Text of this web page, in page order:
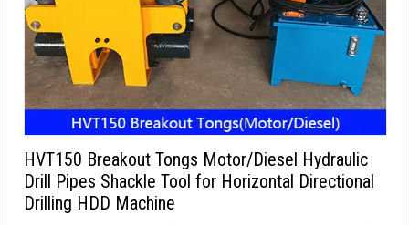
HVT150 Breakout Tongs Motor/Diesel Hydraulic
Drill Pipes Shackle Tool for Horizontal Directional
Drilling HDD Machine